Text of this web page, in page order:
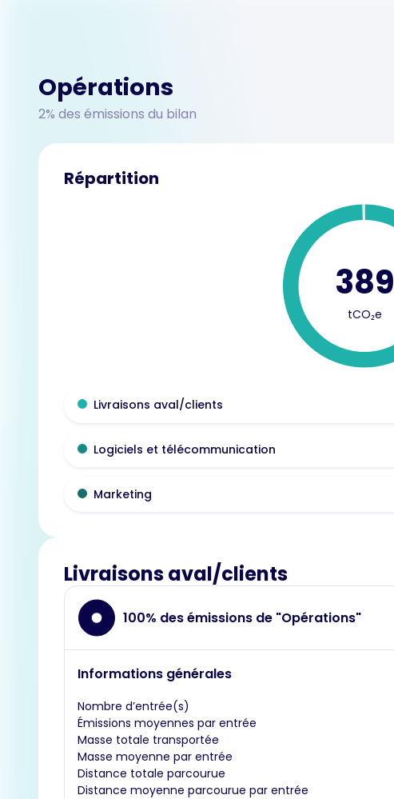
Opérations
2% des émissions du bilan
Répartition
389
tCO₂e
Livraisons aval/clients
Logiciels et télécommunication
Marketing
Livraisons aval/clients
100% des émissions de "Opérations"
Informations générales
Nombre d’entrée(s)
Émissions moyennes par entrée
Masse totale transportée
Masse moyenne par entrée
Distance totale parcourue
Distance moyenne parcourue par entrée